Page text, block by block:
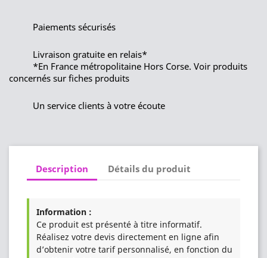
Paiements sécurisés
Livraison gratuite en relais*
*En France métropolitaine Hors Corse. Voir produits
concernés sur fiches produits
Un service clients à votre écoute
Description Détails du produit
Information :
Ce produit est présenté à titre informatif.
Réalisez votre devis directement en ligne afin
d’obtenir votre tarif personnalisé, en fonction du